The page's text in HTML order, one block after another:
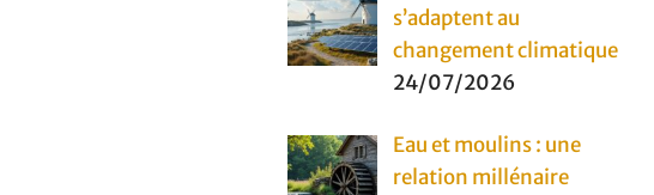
s’adaptent au
changement climatique
24/07/2026
Eau et moulins : une
relation millénaire